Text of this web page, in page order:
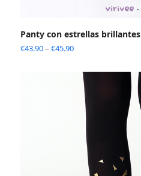
Panty con estrellas brillantes
€43.90– €45.90